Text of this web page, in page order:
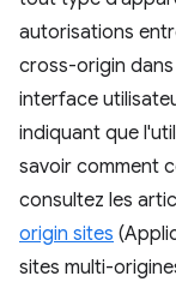
autorisations
cross-origin
interface
indiquant que
savoir comment
consultez les
origin sites
sites multi-